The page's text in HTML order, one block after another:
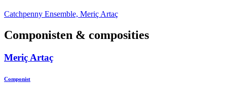
Catchpenny Ensemble, Meriç Artaç
Componisten & composities
Meriç Artaç
Componist